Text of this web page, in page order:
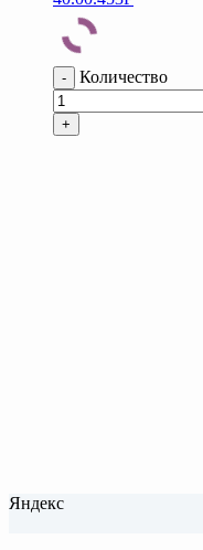
- Количество
+
Яндекс